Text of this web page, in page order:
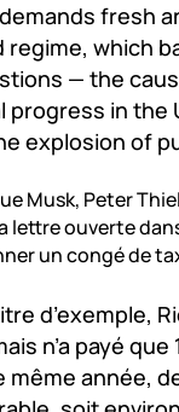
fresh
regime, which
— the
progress in the
explosion of
Musk, Peter
lettre ouverte
un congé de
d’exemple,
n’a payé
même année,